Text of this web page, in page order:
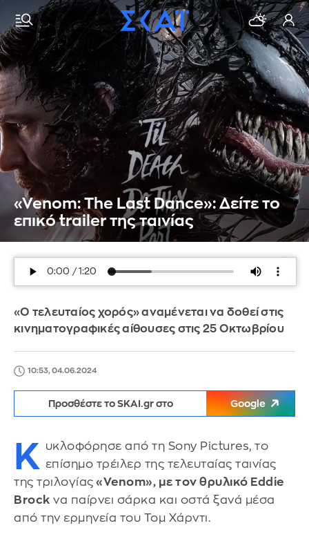
«Venom: The Last Dance»: Δείτε το
επικό trailer της ταινίας
«Ο τελευταίος χορός» αναμένεται να δοθεί στις
κινηματογραφικές αίθουσες στις 25 Οκτωβρίου
10:53, 04.06.2024
Προσθέστε το SKAI.gr στο Google
K υκλοφόρησε από τη Sony Pictures, το
επίσημο τρέιλερ της τελευταίας ταινίας
της τριλογίας «Venom», με τον θρυλικό Eddie
Brock να παίρνει σάρκα και οστά ξανά μέσα
από την ερμηνεία του Τομ Χάρντι.